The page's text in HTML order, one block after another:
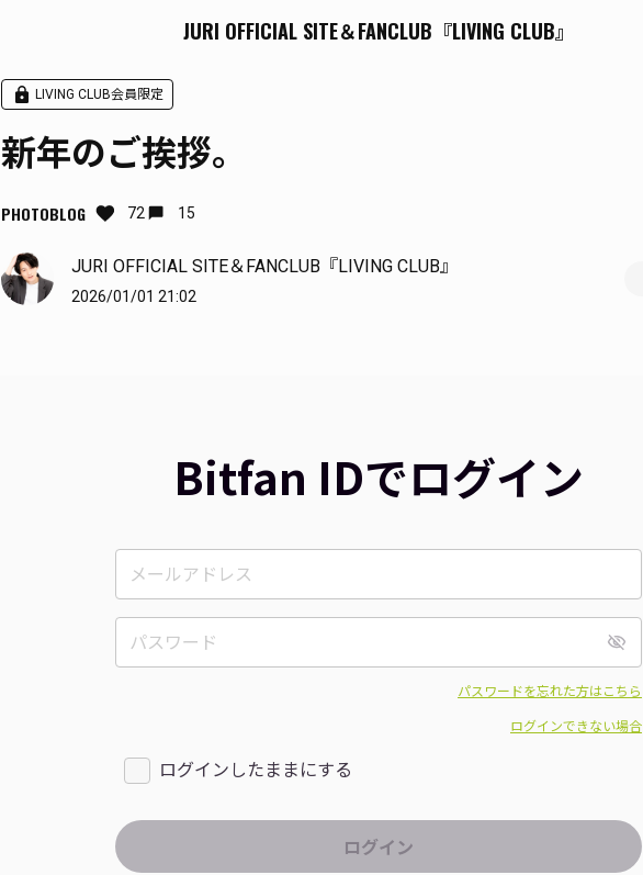
JURI OFFICIAL SITE＆FANCLUB『LIVING CLUB』
LIVING CLUB会員限定
新年のご挨拶。
PHOTOBLOG 72 15
JURI OFFICIAL SITE＆FANCLUB『LIVING CLUB』
2026/01/01 21:02
Bitfan IDでログイン
パスワードを忘れた方はこちら
ログインできない場合
ログインしたままにする